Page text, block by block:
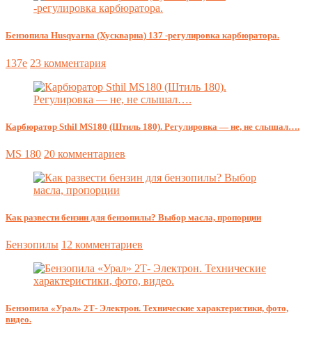
Бензопила Husqvarna (Хускварна) 137 -регулировка карбюратора.
137e 23 комментария
Карбюратор Sthil MS180 (Штиль 180). Регулировка — не, не слышал….
MS 180 20 комментариев
Как развести бензин для бензопилы? Выбор масла, пропорции
Бензопилы 12 комментариев
Бензопила «Урал» 2Т- Электрон. Технические характеристики, фото,
видео.